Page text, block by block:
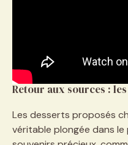
Retour aux sources :
Les desserts proposés
véritable plongée dans le